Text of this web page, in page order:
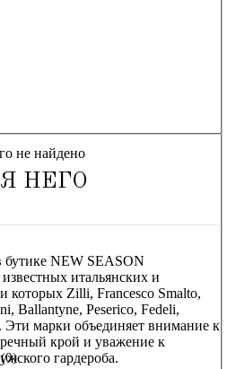
(0)
не найдено
НЕГО
бутике NEW SEASON
итальянских и
которых Zilli, Francesco Smalto,
Ballantyne, Peserico, Fedeli,
Эти марки объединяет внимание к
крой и уважение к
гардероба.